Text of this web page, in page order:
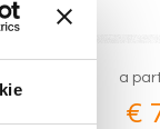
a
€